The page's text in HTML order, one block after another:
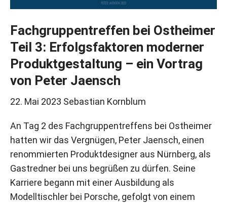
Fachgruppentreffen bei Ostheimer
Teil 3: Erfolgsfaktoren moderner
Produktgestaltung – ein Vortrag
von Peter Jaensch
22. Mai 2023 Sebastian Kornblum
An Tag 2 des Fachgruppentreffens bei Ostheimer
hatten wir das Vergnügen, Peter Jaensch, einen
renommierten Produktdesigner aus Nürnberg, als
Gastredner bei uns begrüßen zu dürfen. Seine
Karriere begann mit einer Ausbildung als
Modelltischler bei Porsche, gefolgt von einem